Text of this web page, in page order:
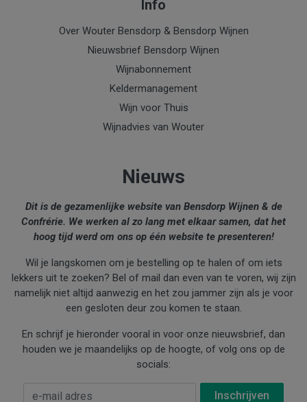
Info
Over Wouter Bensdorp & Bensdorp Wijnen
Nieuwsbrief Bensdorp Wijnen
Wijnabonnement
Keldermanagement
Wijn voor Thuis
Wijnadvies van Wouter
Nieuws
Dit is de gezamenlijke website van Bensdorp Wijnen & de
Confrérie. We werken al zo lang met elkaar samen, dat het
hoog tijd werd om ons op één website te presenteren!
Wil je langskomen om je bestelling op te halen of om iets
lekkers uit te zoeken? Bel of mail dan even van te voren, wij zijn
namelijk niet altijd aanwezig en het zou jammer zijn als je voor
een gesloten deur zou komen te staan.
En schrijf je hieronder vooral in voor onze nieuwsbrief, dan
houden we je maandelijks op de hoogte, of volg ons op de
socials:
E-mail Adres